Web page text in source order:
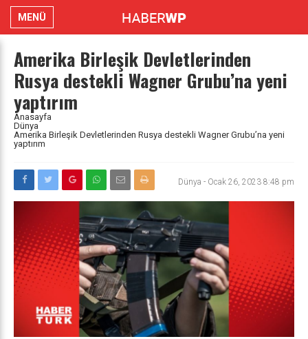
MENÜ
Amerika Birleşik Devletlerinden
Rusya destekli Wagner Grubu’na yeni
yaptırım
Anasayfa
Dünya
Amerika Birleşik Devletlerinden Rusya destekli Wagner Grubu’na yeni
yaptırım
Dünya - Ocak 26, 2023 8:48 pm